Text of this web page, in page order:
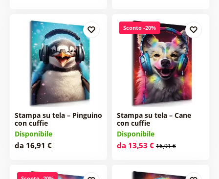
Stampa su tela – Pinguino
con cuffie
Disponibile
da 16,91 €
Sconto -20%
Stampa su tela – Cane
con cuffie
Disponibile
da 13,53 € 16,91 €